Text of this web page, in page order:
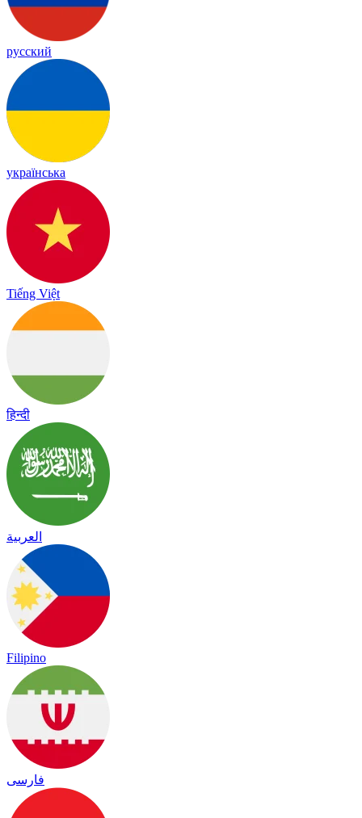
русский
українська
Tiếng Việt
हिन्दी
العربية
Filipino
فارسی